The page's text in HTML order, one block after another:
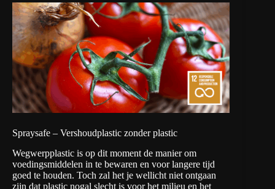
Spraysafe – Vershoudplastic zonder plastic
Wegwerpplastic is op dit moment de manier om
voedingsmiddelen in te bewaren en voor langere tijd
goed te houden. Toch zal het je wellicht niet ontgaan
zijn dat plastic nogal slecht is voor het milieu en het